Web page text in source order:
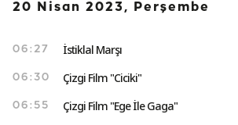
20 Nisan 2023, Perşembe
06:27 İstiklal Marşı
06:30 Çizgi Film "Ciciki"
06:55 Çizgi Film "Ege İle Gaga"